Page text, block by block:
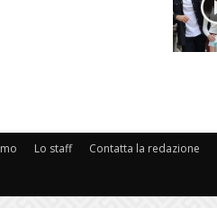
Lo staff Contatta la redazione